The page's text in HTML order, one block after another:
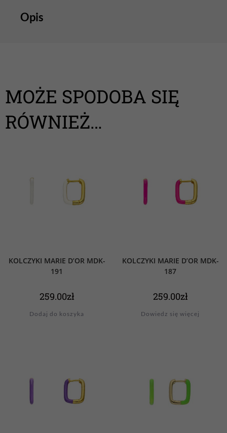
Opis
MOŻE SPODOBA SIĘ
RÓWNIEŻ…
KOLCZYKI MARIE D’OR MDK-
191
259.00zł
Dodaj do koszyka
KOLCZYKI MARIE D’OR MDK-
187
259.00zł
Dowiedz się więcej